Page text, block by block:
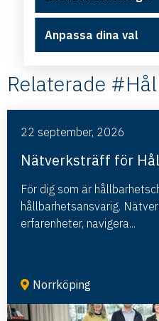
Relaterade
22 september, 2026
Nätverksträff för
För dig som är
hållbarhetsansvarig.
erfarenheter, navigera...
Norrköping
Anpassa dina val